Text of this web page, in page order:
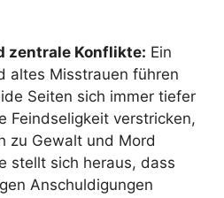
zentrale Konflikte: Ein
altes Misstrauen führen
Seiten sich immer tiefer
Feindseligkeit verstricken,
zu Gewalt und Mord
stellt sich heraus, dass
Anschuldigungen